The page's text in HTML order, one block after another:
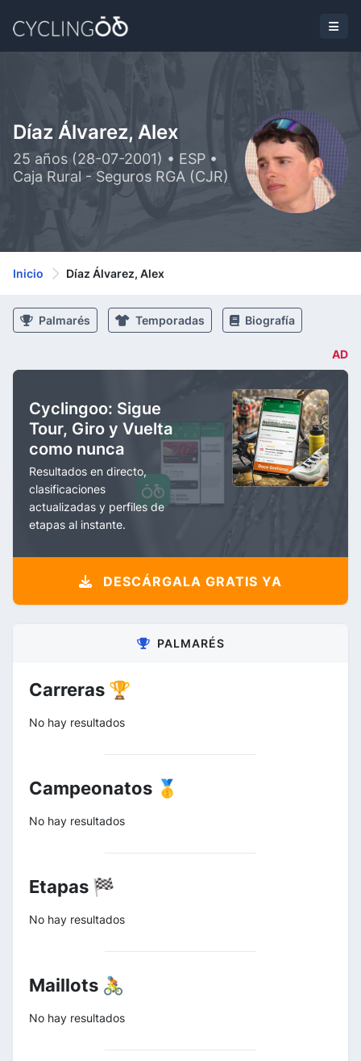
Díaz Álvarez, Alex
25 años (28-07-2001) • ESP •
Caja Rural - Seguros RGA (CJR)
Inicio Díaz Álvarez, Alex
Palmarés Temporadas Biografía
AD
Cyclingoo: Sigue
Tour, Giro y Vuelta
como nunca
Resultados en directo,
clasificaciones
actualizadas y perfiles de
etapas al instante.
DESCÁRGALA GRATIS YA
PALMARÉS
Carreras 🏆
No hay resultados
Campeonatos 🥇
No hay resultados
Etapas 🏁
No hay resultados
Maillots 🚴
No hay resultados